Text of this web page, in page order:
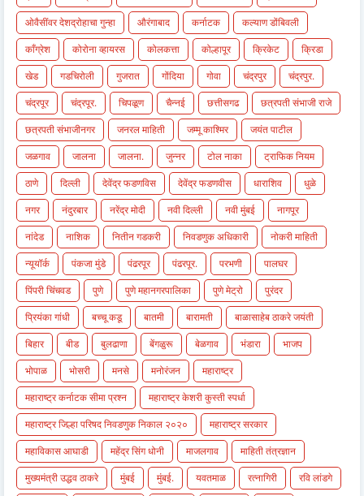
ओवैसींवर देशद्रोहाचा गुन्हा
औरंगाबाद कर्नाटक
कल्याण डोंबिवली
काँग्रेश
कोरोना व्हायरस कोलकत्ता कोल्हापूर क्रिकेट
क्रिडा
खेड
गडचिरोली गुजरात गोंदिया गोवा चंद्रपुर
चंद्रपुर.
चंद्रपूर
चंद्रपूर. चिपळूण चैन्नई छत्तीसगढ
छत्रपती संभाजी राजे
छत्रपती संभाजीनगर
जनरल माहिती जम्मू काश्मिर
जयंत पाटील
जळगाव
जालना जालना. जुन्नर टोल नाका
ट्राफिक नियम
ठाणे
दिल्ली देवेंद्र फडणविस देवेंद्र फडणवीस धाराशिव
धुळे
नगर
नंदुरबार नरेंद्र मोदी नवी दिल्ली नवी मुंबई
नागपूर
नांदेड
नाशिक नितीन गडकरी निवडणुक अधिकारी
नोकरी माहिती
न्यूयॉर्क
पंकजा मुंडे पंढरपूर पंढरपूर. परभणी
पालघर
पिंपरी चिंचवड
पुणे पुणे महानगरपालिका पुणे मेट्रो
पुरंदर
प्रियंका गांधी
बच्चू कडू बातमी बारामती
बाळासाहेब ठाकरे जयंती
बिहार
बीड बुलढाणा बेंगळुरू बेळगाव भंडारा
भाजप
भोपाळ
भोसरी मनसे मनोरंजन
महाराष्ट्र
महाराष्ट्र कर्नाटक सीमा प्रश्न
महाराष्ट्र केशरी कुस्ती स्पर्धा
महाराष्ट्र जिल्हा परिषद निवडणुक निकाल २०२०
महाराष्ट्र सरकार
महाविकास आघाडी
महेंद्र सिंग धोनी माजलगाव
माहिती तंत्रज्ञान
मुख्यमंत्री उद्धव ठाकरे
मुंबई मुंबई. यवतमाळ रत्नागिरी रवि लांडगे